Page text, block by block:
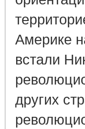
Америке
встали
других